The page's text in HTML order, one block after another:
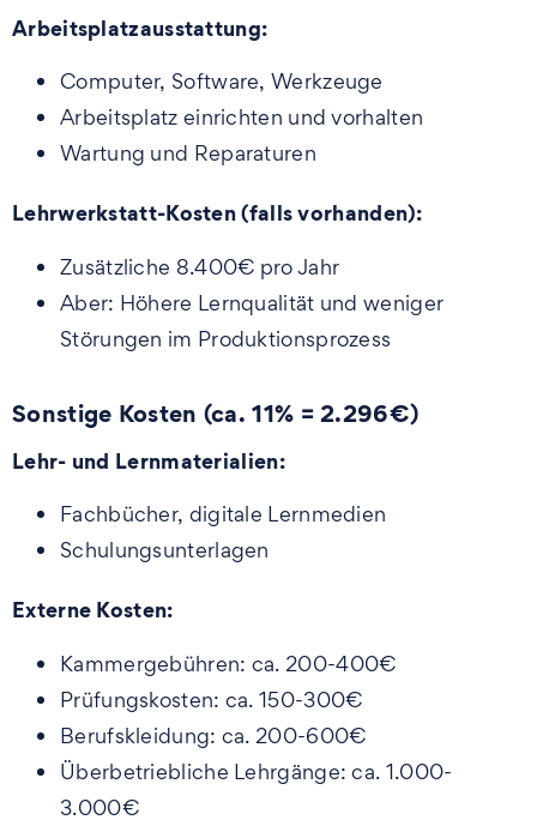
Arbeitsplatzausstattung:
Computer, Software, Werkzeuge
Arbeitsplatz einrichten und vorhalten
Wartung und Reparaturen
Lehrwerkstatt-Kosten (falls vorhanden):
Zusätzliche 8.400€ pro Jahr
Aber: Höhere Lernqualität und weniger
Störungen im Produktionsprozess
Sonstige Kosten (ca. 11% = 2.296€)
Lehr- und Lernmaterialien:
Fachbücher, digitale Lernmedien
Schulungsunterlagen
Externe Kosten:
Kammergebühren: ca. 200-400€
Prüfungskosten: ca. 150-300€
Berufskleidung: ca. 200-600€
Überbetriebliche Lehrgänge: ca. 1.000-
3.000€